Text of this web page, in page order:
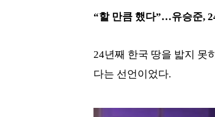
“할 만큼 했다”…유승준,
24년째 한국 땅을 밟지 못
다는 선언이었다.